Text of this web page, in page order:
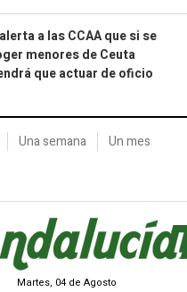
a las CCAA que si se
menores de Ceuta
que actuar de oficio
Una semana Un mes
Martes, 04 de Agosto